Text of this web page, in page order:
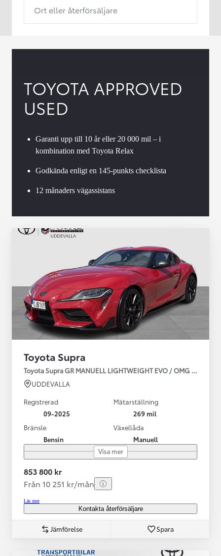
Ort eller återförsäljare
TOYOTA APPROVED
USED
Garanti upp till 10 år eller 20 000 mil – i
kombination med Toyota Relax
Godkända enligt en 145-punkts checklista
12 månaders vägassistans
Toyota Supra
Toyota Supra GR MANUELL LIGHTWEIGHT EVO / OMG LEV!
UDDEVALLA
Registrerad
09-2025
Mätarställning
269 mil
Bränsle
Bensin
Växellåda
Manuell
Visa mer
853 800 kr
Från 10 251 kr/mån
Läs mer
Kontakta återförsäljare
Jämförelse Spara